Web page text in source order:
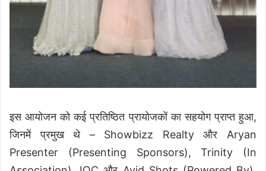
इस आयोजन को कई प्रतिष्ठित प्रायोजकों का सहयोग प्राप्त हुआ,
जिनमें प्रमुख थे – Showbizz Realty और Aryan
Presenter (Presenting Sponsors), Trinity (In